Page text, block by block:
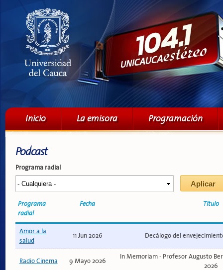
Menú principal
Inicio La emisora Programación
Podcast
Programa radial
Programa
radial
Fecha Título
Amor a la
salud
11 Jun 2026 Decálogo del
Radio Cinema 9 Mayo 2026
In Memoriam - Profesor Augusto
2026